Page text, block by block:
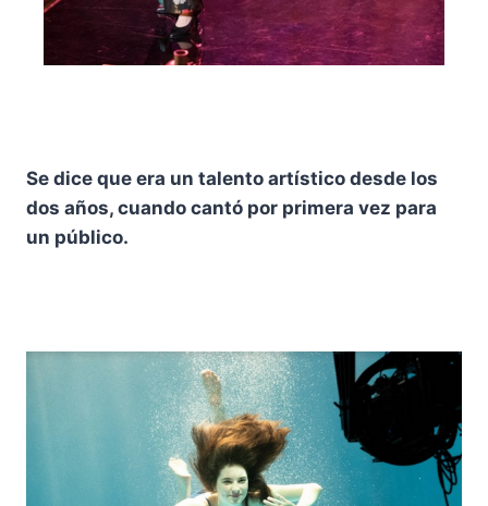
Se dice que era un talento artístico desde los
dos años, cuando cantó por primera vez para
un público.